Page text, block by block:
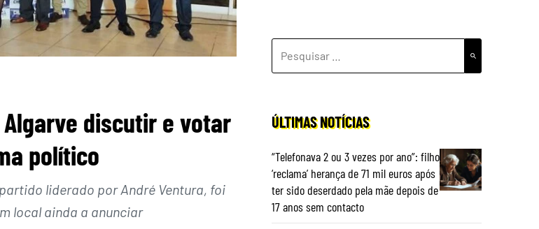
Algarve discutir e votar
político
liderado por André Ventura, foi
local ainda a anunciar
POR:
ÚLTIMAS NOTÍCIAS
“Telefonava 2 ou 3 vezes por ano”: filho
‘reclama’ herança de 71 mil euros após
ter sido deserdado pela mãe depois de
17 anos sem contacto